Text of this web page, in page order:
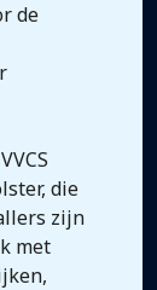
de
die
zijn
met